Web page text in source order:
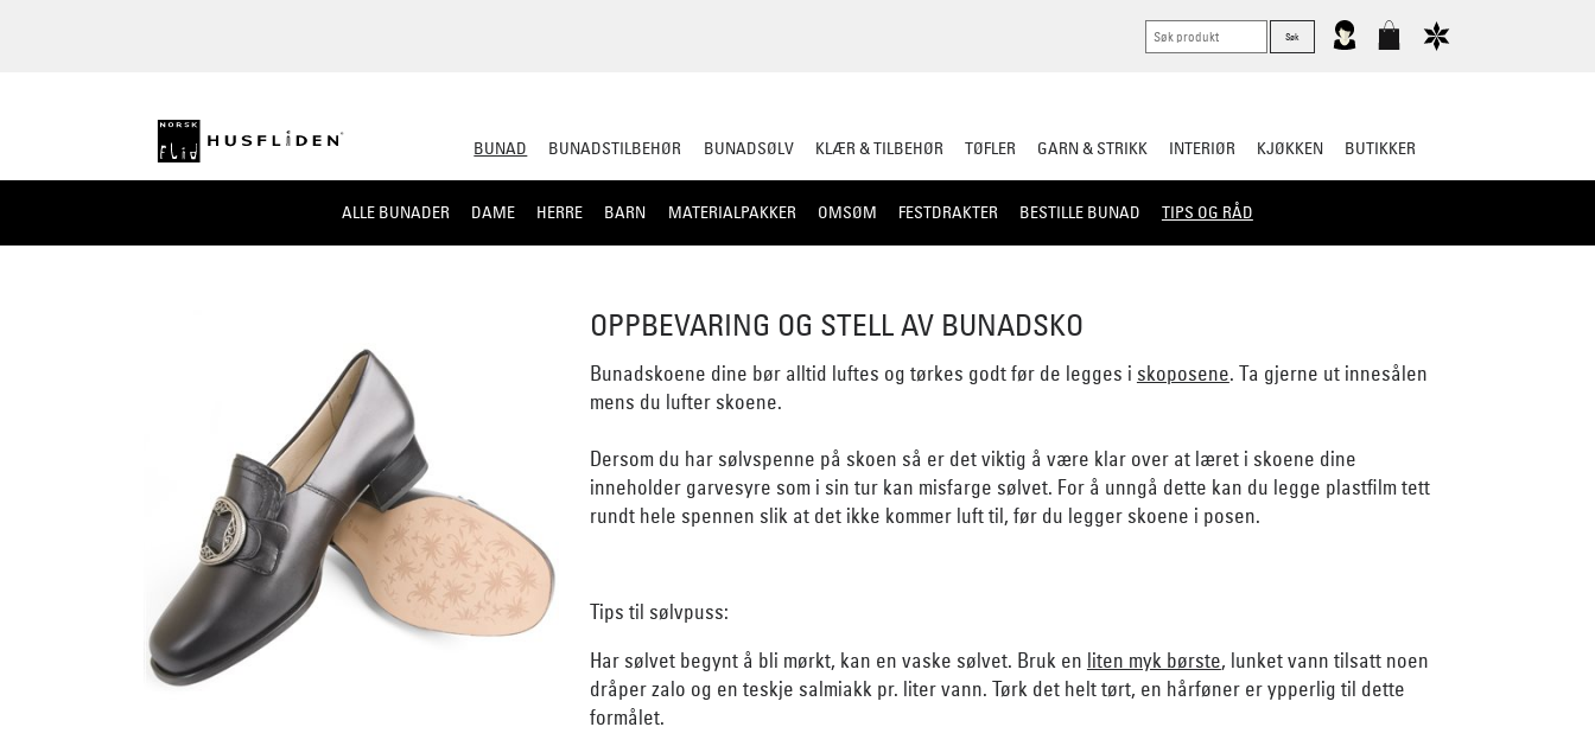
BUNAD
ALLE BUNADER DAME HERRE BARN MATERIALPAKKER OMSØM FESTDRAKTER BESTILLE BUNAD TIPS OG RÅD
BUNADSTILBEHØR BUNADSØLV KLÆR & TILBEHØR TØFLER GARN & STRIKK INTERIØR KJØKKEN BUTIKKER
OPPBEVARING OG STELL AV BUNADSKO
Bunadskoene dine bør alltid luftes og tørkes godt før de legges i skoposene. Ta gjerne ut innesålen
mens du lufter skoene.
Dersom du har sølvspenne på skoen så er det viktig å være klar over at læret i skoene dine
inneholder garvesyre som i sin tur kan misfarge sølvet. For å unngå dette kan du legge plastfilm tett
rundt hele spennen slik at det ikke kommer luft til, før du legger skoene i posen.
Tips til sølvpuss:
Har sølvet begynt å bli mørkt, kan en vaske sølvet. Bruk en liten myk børste, lunket vann tilsatt noen
dråper zalo og en teskje salmiakk pr. liter vann. Tørk det helt tørt, en hårføner er ypperlig til dette
formålet.